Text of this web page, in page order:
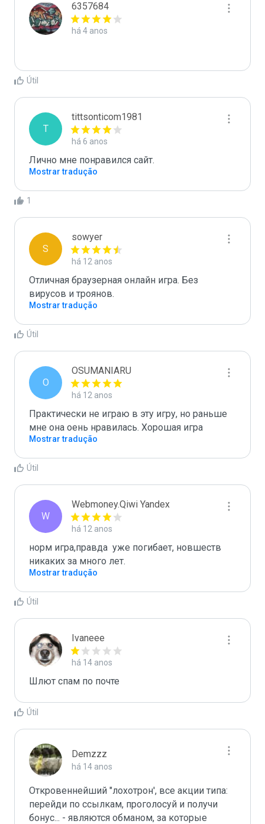
6357684
há 4 anos
Útil
T
tittsonticom1981
há 6 anos
Лично мне понравился сайт.
Mostrar tradução
1
S
sowyer
há 12 anos
Отличная браузерная онлайн игра. Без
вирусов и троянов.
Mostrar tradução
Útil
O
OSUMANIARU
há 12 anos
Практически не играю в эту игру, но раньше
Mostrar tradução
Útil
W
Webmoney.Qiwi Yandex
há 12 anos
норм игра,правда  уже погибает, новшеств
никаких за много лет.
Mostrar tradução
Útil
Ivaneee
há 14 anos
Шлют спам по почте
Útil
Demzzz
há 14 anos
Откровеннейший "лохотрон', все акции типа:
перейди по ссылкам, проголосуй и получи
бонус... - являются обманом, за которые